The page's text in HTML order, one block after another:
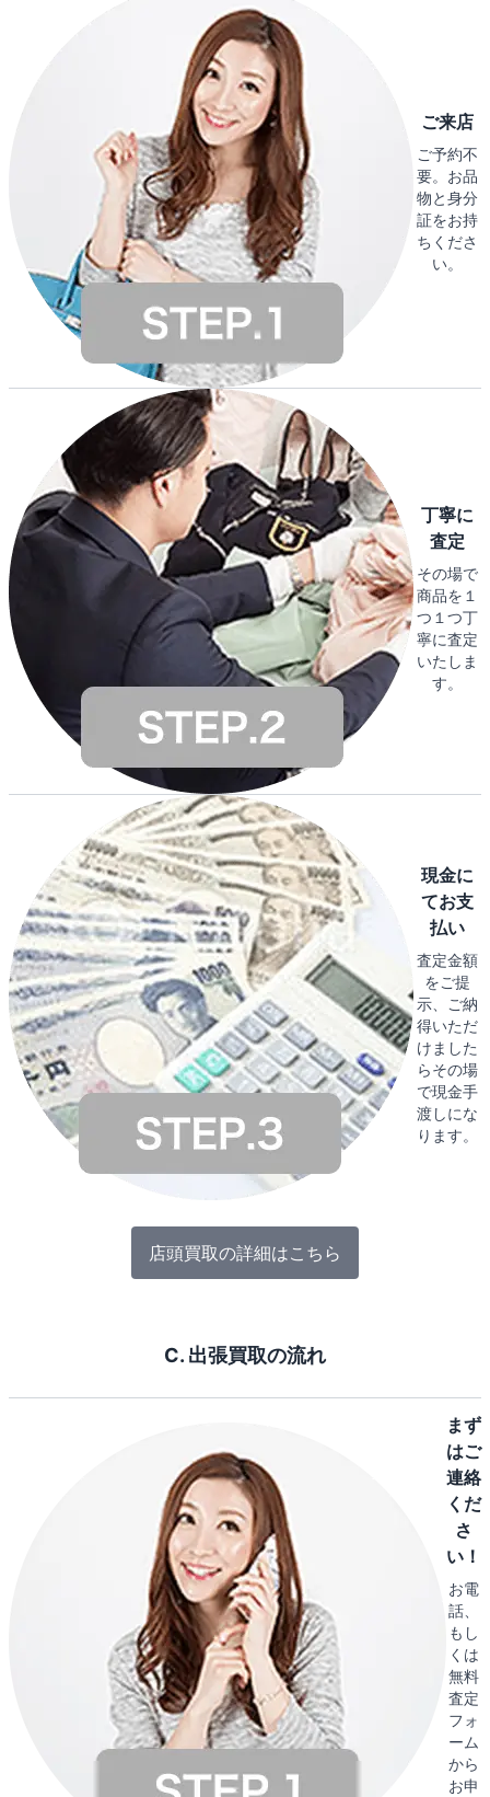
ご来店
ご予約不
要。お品
物と身分
証をお持
ちくださ
い。
丁寧に
査定
その場で
商品を１
つ１つ丁
寧に査定
いたしま
す。
現金に
てお支
払い
査定金額
をご提
示、ご納
得いただ
けました
らその場
で現金手
渡しにな
ります。
店頭買取の詳細はこちら
C. 出張買取の流れ
まず
はご
連絡
くだ
さ
い！
お電
話、
もし
くは
無料
査定
フォ
ーム
から
お申